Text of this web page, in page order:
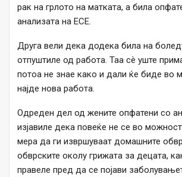
рак на грлото на матката, а била
анализата на ЕСЕ.
Друга вели дека додека била на
отпуштиле од работа. Таа сè уште
потоа не знае како и дали ќе биде во
најде нова работа.
Одреден дел од жените опфатени со
изјавиле дека повеќе не се во
мера да ги извршуваат домашните
обврските околу грижата за децата,
правеле пред да се појави